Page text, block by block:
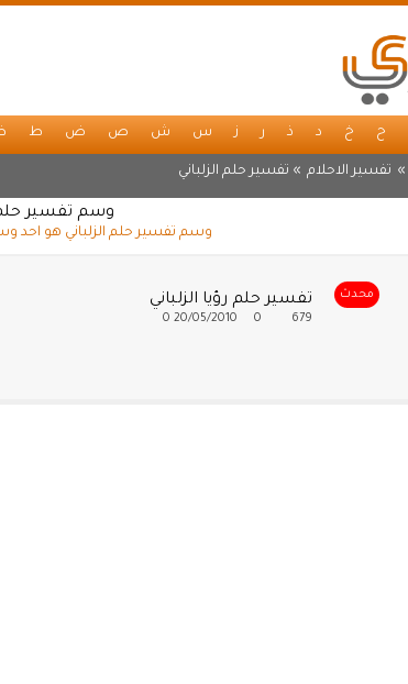
ح خ د ذ ر ز س ش ص ض ط
» تفسير الاحلام » تفسير حلم الزلباني
وسم تفسير حلم
وسم تفسير حلم الزلباني هو احد
محدث تفسير حلم رؤيا الزلباني
679
20/05/2010
0